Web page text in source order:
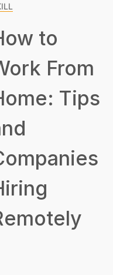
to
From
Tips